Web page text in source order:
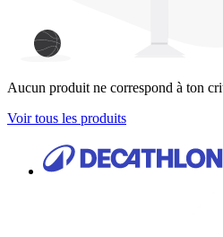
Aucun produit ne correspond à ton
Voir tous les produits